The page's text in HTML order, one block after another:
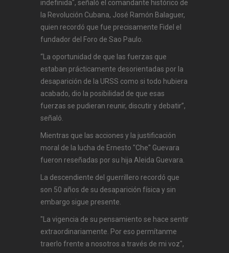
indefinida", señaló el comandante histórico de
la Revolución Cubana, José Ramón Balaguer,
quien recordó que fue precisamente Fidel el
fundador del Foro de Sao Paulo.
“La oportunidad de que las fuerzas que
estaban prácticamente desorientadas por la
desaparición de la URSS como si todo hubiera
acabado, dio la posibilidad de que esas
fuerzas se pudieran reunir, discutir y debatir”,
señaló.
Mientras que las acciones y la justificación
moral de la lucha de Ernesto "Che" Guevara
fueron reseñadas por su hija Aleida Guevara.
La descendiente del guerrillero recordó que
son 50 años de su desaparición física y sin
embargo sigue presente.
"La vigencia de su pensamiento se hace sentir
extraordinariamente. Por eso permítanme
traerlo frente a nosotros a través de mi voz",